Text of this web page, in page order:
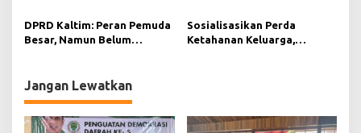
Aspirasi Masyarakat Paser
DPRD Kaltim: Peran Pemuda
Besar, Namun Belum
Sosialisasikan Perda
Ketahanan Keluarga,
Jangan Lewatkan